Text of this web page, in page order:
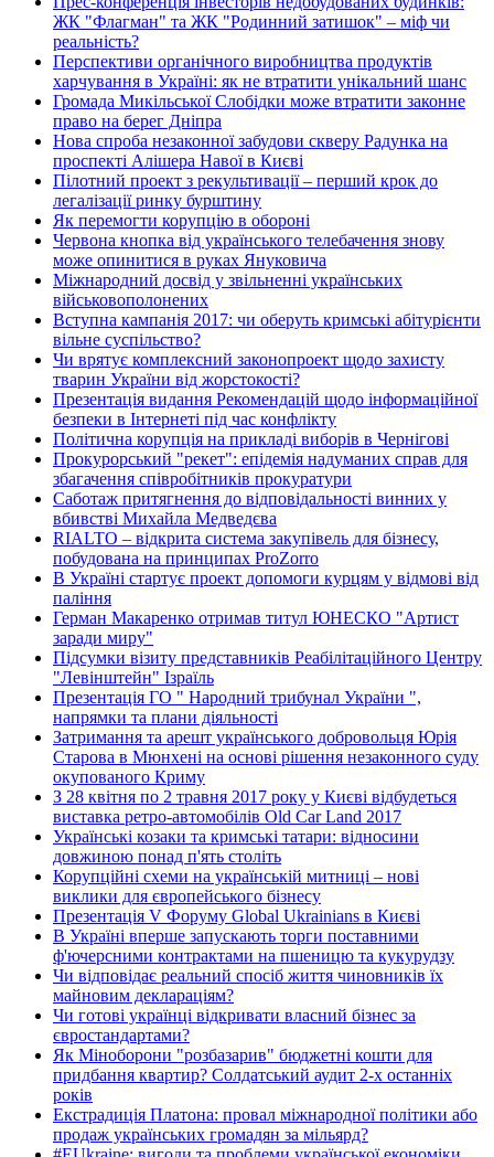
ЖК "Флагман" та ЖК "Родинний затишок" – міф чи
реальність?
Перспективи органічного виробництва продуктів
харчування в Україні: як не втратити унікальний шанс
Громада Микільської Слобідки може втратити законне
право на берег Дніпра
Нова спроба незаконної забудови скверу Радунка на
проспекті Алішера Навої в Києві
Пілотний проект з рекультивації – перший крок до
легалізації ринку бурштину
Як перемогти корупцію в обороні
Червона кнопка від українського телебачення знову
може опинитися в руках Януковича
Міжнародний досвід у звільненні українських
військовополонених
Вступна кампанія 2017: чи оберуть кримські абітурієнти
вільне суспільство?
Чи врятує комплексний законопроект щодо захисту
тварин України від жорстокості?
Презентація видання Рекомендацій щодо інформаційної
безпеки в Інтернеті під час конфлікту
Політична корупція на прикладі виборів в Чернігові
Прокурорський "рекет": епідемія надуманих справ для
збагачення співробітників прокуратури
Саботаж притягнення до відповідальності винних у
вбивстві Михайла Медведєва
RIALTO – відкрита система закупівель для бізнесу,
побудована на принципах ProZorro
В Україні стартує проект допомоги курцям у відмові від
паління
Герман Макаренко отримав титул ЮНЕСКО "Артист
заради миру"
Підсумки візиту представників Реабілітаційного Центру
"Левінштейн" Ізраїль
Презентація ГО " Народний трибунал України ",
напрямки та плани діяльності
Затримання та арешт українського добровольця Юрія
Старова в Мюнхені на основі рішення незаконного суду
окупованого Криму
З 28 квітня по 2 травня 2017 року у Києві відбудеться
виставка ретро-автомобілів Old Car Land 2017
Українські козаки та кримські татари: відносини
довжиною понад п'ять століть
Корупційні схеми на українській митниці – нові
виклики для європейського бізнесу
Презентація V Форуму Global Ukrainians в Києві
В Україні вперше запускають торги поставними
ф'ючерсними контрактами на пшеницю та кукурудзу
Чи відповідає реальний спосіб життя чиновників їх
майновим деклараціям?
Чи готові українці відкривати власний бізнес за
євростандартами?
Як Міноборони "розбазарив" бюджетні кошти для
придбання квартир? Солдатський аудит 2-х останніх
років
Екстрадиція Платона: провал міжнародної політики або
продаж українських громадян за мільярд?